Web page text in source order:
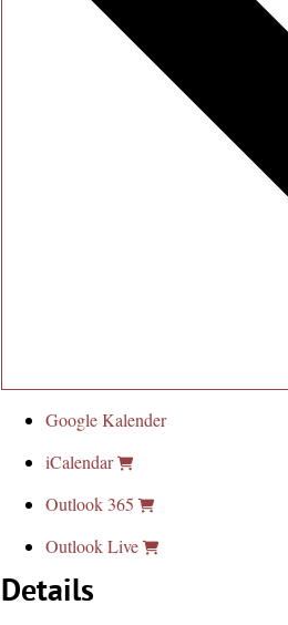
Google Kalender
iCalendar
Outlook 365
Outlook Live
Details